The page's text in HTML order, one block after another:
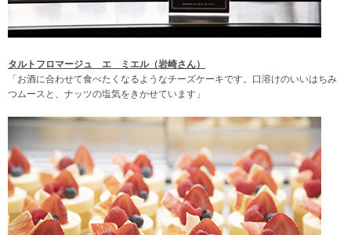
タルトフロマージュ エ ミエル（岩崎さん）
「お酒に合わせて食べたくなるようなチーズケーキです。口溶けのいいはちみ
つムースと、ナッツの塩気をきかせています」